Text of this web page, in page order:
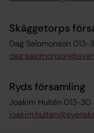
Skäggetorps
Dag Salomonson
Ryds församling
Joakim Hultén 013-30